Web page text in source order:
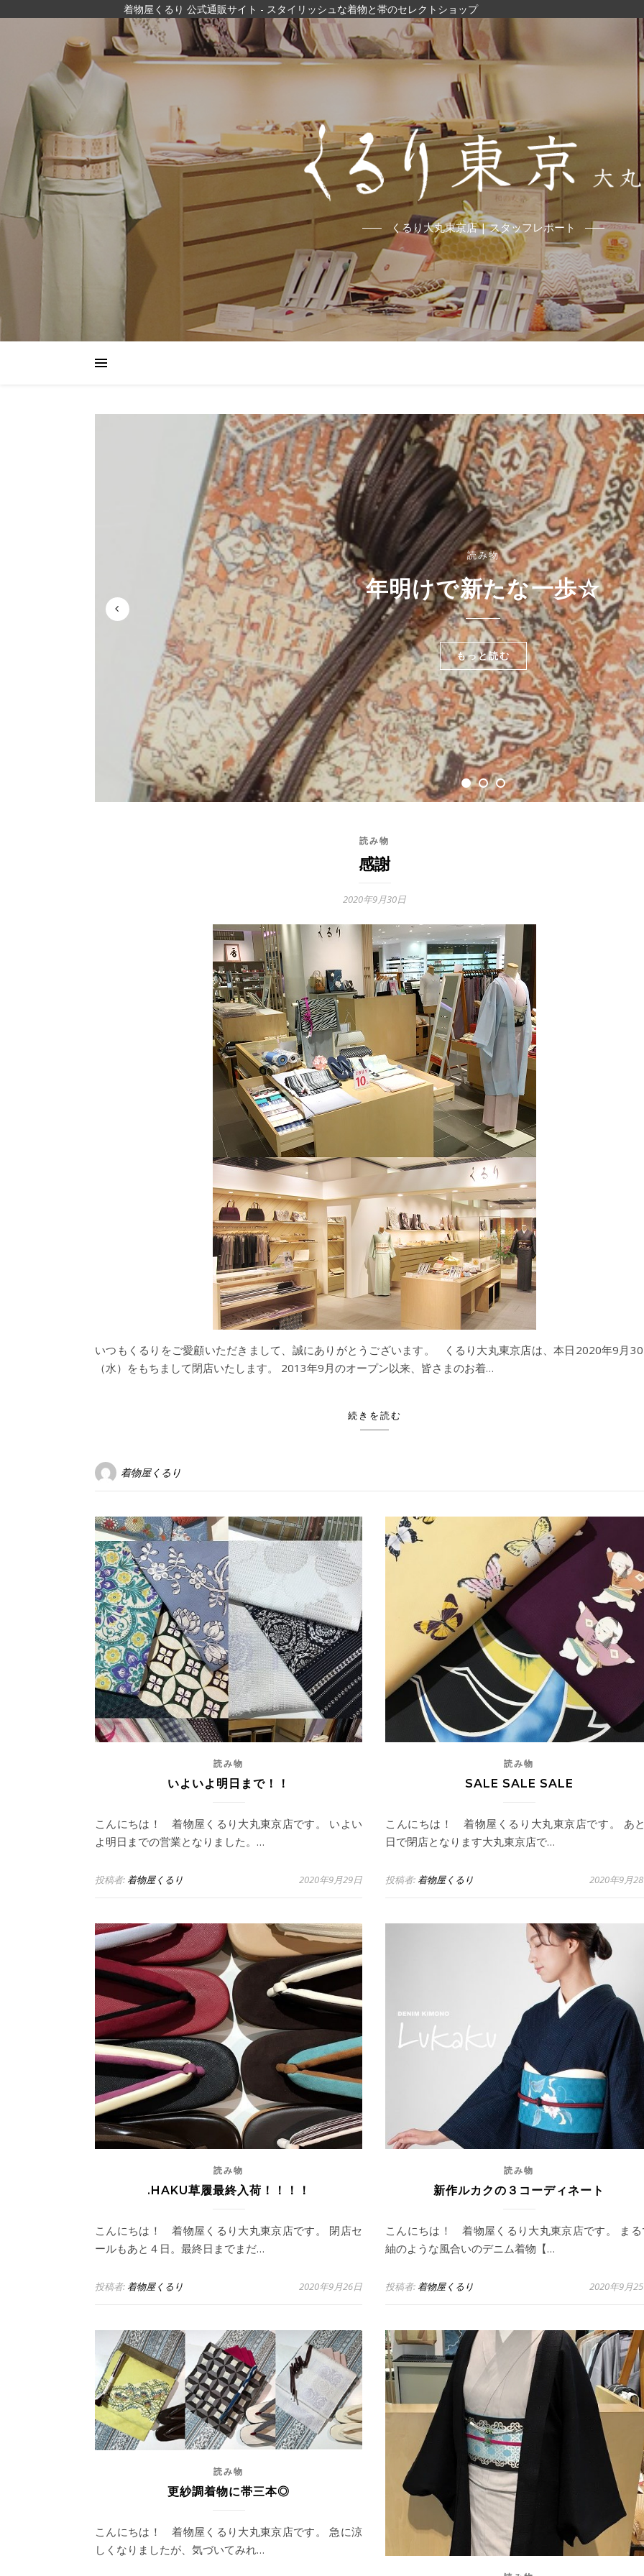
くるり大丸東京店 | スタッフレポート
読み物
年明けで新たな一歩☆
もっと読む
読み物
総柄の洗える着物
もっと読む
読み物
単衣コーディネートセット☆
もっと読む
読み物
感謝
2020年9月30日
いつもくるりをご愛顧いただきまして、誠にありがとうございます。 くるり大丸東京店は、本日2020年9月
（水）をもちまして閉店いたします。 2013年9月のオープン以来、皆さまのお着…
続きを読む
着物屋くるり
読み物
いよいよ明日まで！！
こんにちは！ 着物屋くるり大丸東京店です。 いよい
よ明日までの営業となりました。…
投稿者:着物屋くるり 2020年9月29日
読み物
SALE SALE SALE
こんにちは！ 着物屋くるり大丸東京店です。 あ
日で閉店となります大丸東京店で…
投稿者:着物屋くるり 2020年9月
読み物
.HAKU草履最終入荷！！！！
こんにちは！ 着物屋くるり大丸東京店です。 閉店セ
ールもあと４日。最終日までまだ…
投稿者:着物屋くるり 2020年9月26日
読み物
新作ルカクの３コーディネート
こんにちは！ 着物屋くるり大丸東京店です。 まる
紬のような風合いのデニム着物【…
投稿者:着物屋くるり 2020年9月
読み物
更紗調着物に帯三本◎
こんにちは！ 着物屋くるり大丸東京店です。 急に涼
しくなりましたが、気づいてみれ…
着物屋くるり 公式通販サイト - スタイリッシュな着物と帯のセレクトショップ